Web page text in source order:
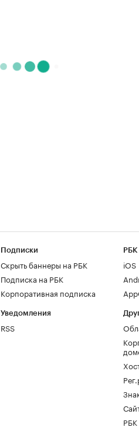
Подписки
Скрыть баннеры на РБК
Подписка на РБК
Корпоративная подписка
Уведомления
RSS
РБК
iOS